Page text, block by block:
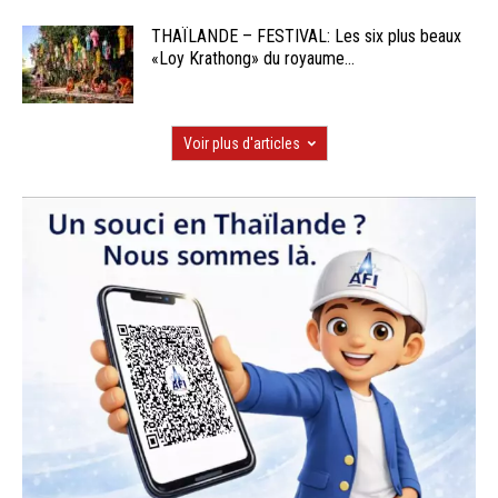
THAÏLANDE – FESTIVAL: Les six plus beaux
«Loy Krathong» du royaume...
Voir plus d'articles